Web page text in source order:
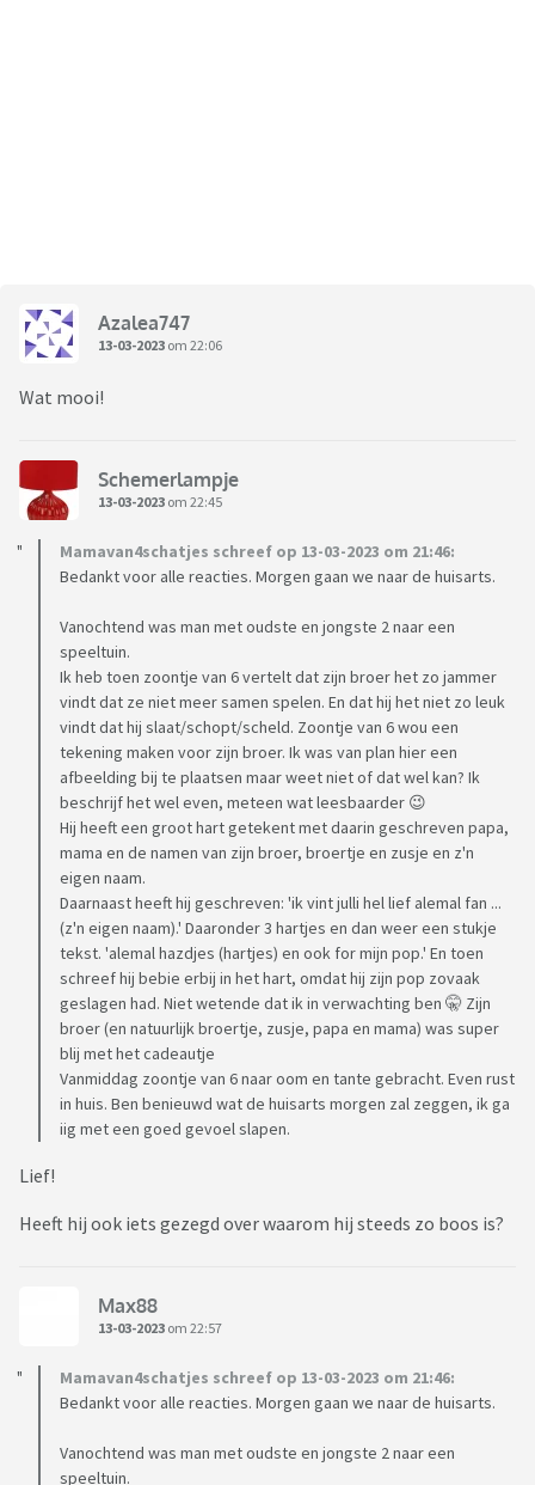
Azalea747
13-03-2023 om 22:06
Wat mooi!
Schemerlampje
13-03-2023 om 22:45
Mamavan4schatjes schreef op 13-03-2023 om 21:46:
Bedankt voor alle reacties. Morgen gaan we naar de huisarts.
Vanochtend was man met oudste en jongste 2 naar een
speeltuin.
Ik heb toen zoontje van 6 vertelt dat zijn broer het zo jammer
vindt dat ze niet meer samen spelen. En dat hij het niet zo leuk
vindt dat hij slaat/schopt/scheld. Zoontje van 6 wou een
tekening maken voor zijn broer. Ik was van plan hier een
afbeelding bij te plaatsen maar weet niet of dat wel kan? Ik
beschrijf het wel even, meteen wat leesbaarder 😉
Hij heeft een groot hart getekent met daarin geschreven papa,
mama en de namen van zijn broer, broertje en zusje en z'n
eigen naam.
Daarnaast heeft hij geschreven: 'ik vint julli hel lief alemal fan ...
(z'n eigen naam).' Daaronder 3 hartjes en dan weer een stukje
tekst. 'alemal hazdjes (hartjes) en ook for mijn pop.' En toen
schreef hij bebie erbij in het hart, omdat hij zijn pop zovaak
geslagen had. Niet wetende dat ik in verwachting ben 🤫 Zijn
broer (en natuurlijk broertje, zusje, papa en mama) was super
blij met het cadeautje
Vanmiddag zoontje van 6 naar oom en tante gebracht. Even rust
in huis. Ben benieuwd wat de huisarts morgen zal zeggen, ik ga
iig met een goed gevoel slapen.
Lief!
Heeft hij ook iets gezegd over waarom hij steeds zo boos is?
Max88
13-03-2023 om 22:57
Mamavan4schatjes schreef op 13-03-2023 om 21:46:
Bedankt voor alle reacties. Morgen gaan we naar de huisarts.
Vanochtend was man met oudste en jongste 2 naar een
speeltuin.